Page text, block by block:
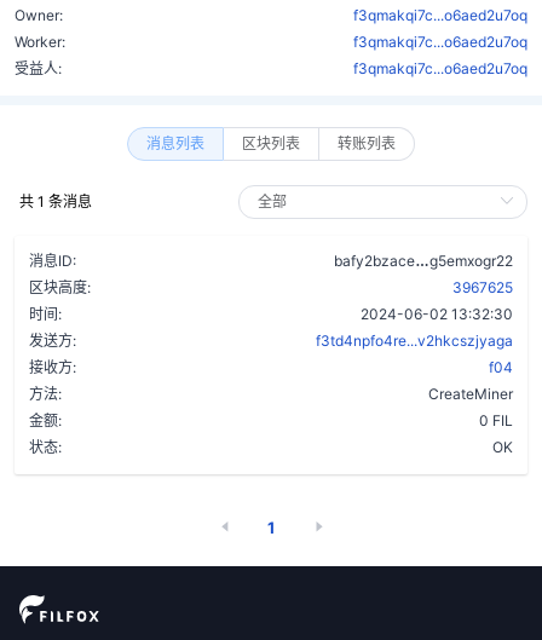
Owner:
f3qmakqi7c...o6aed2u7oq
Worker:
f3qmakqi7c...o6aed2u7oq
受益人:
f3qmakqi7c...o6aed2u7oq
消息列表 区块列表 转账列表
共 1 条消息
消息ID: bafy2bzace
g5emxogr22
区块高度:
3967625
时间:
2024-06-02 13:32:30
发送方:
f3td4npfo4re...v2hkcszjyaga
接收方:
f04
方法:
CreateMiner
金额:
0 FIL
状态:
OK
1